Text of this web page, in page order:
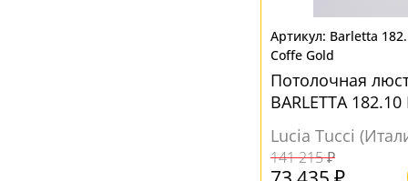
Barletta
Coffe Gold
Потолочная
BARLETTA
Lucia Tucci
141 215 ₽